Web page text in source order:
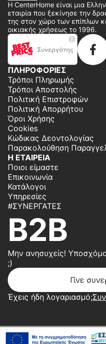
Η CenterHome είναι μια
εταιρία που ξεκίνησε την
της στον χώρο των επίπλων
οικιακής χρήσεως το 1996.
ΠΛΗΡΟΦΟΡΙΕΣ
Τρόποι Πληρωμής
Τρόποι Αποστολής
Πολιτική Επιστροφών
Πολιτική Απορρήτου
Όροι Χρήσης
Cookies
Κώδικας Δεοντολογίας
Παρακολούθηση
Η ΕΤΑΙΡΕΙΑ
Ποιοι είμαστε
Επικοινωνία
Κατάλογοι
Υπηρεσίες
#ΣΥΝΕΡΓΆΤΕΣ
B2B
Μην ανησυχείς!
;)
Γίνε
Έχεις ήδη λογαριασμό;